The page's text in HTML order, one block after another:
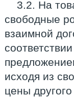
3.2. На
свободные
взаимной
исходя из
цены